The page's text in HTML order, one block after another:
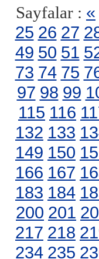
Sayfalar : «
25 26 27
49 50 51
73 74 75
97 98 99
115 116
132 133
149 150
166 167
183 184
200 201
217 218
234 235